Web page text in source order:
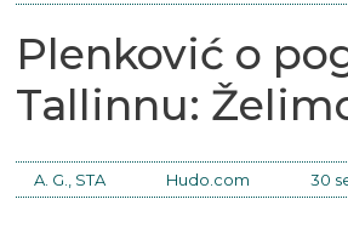
Plenković o
Tallinnu:
A. G., STA Hudo.com 30